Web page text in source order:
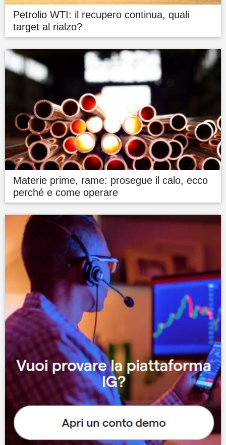
Petrolio WTI: il recupero continua, quali
target al rialzo?
Materie prime, rame: prosegue il calo, ecco
perché e come operare